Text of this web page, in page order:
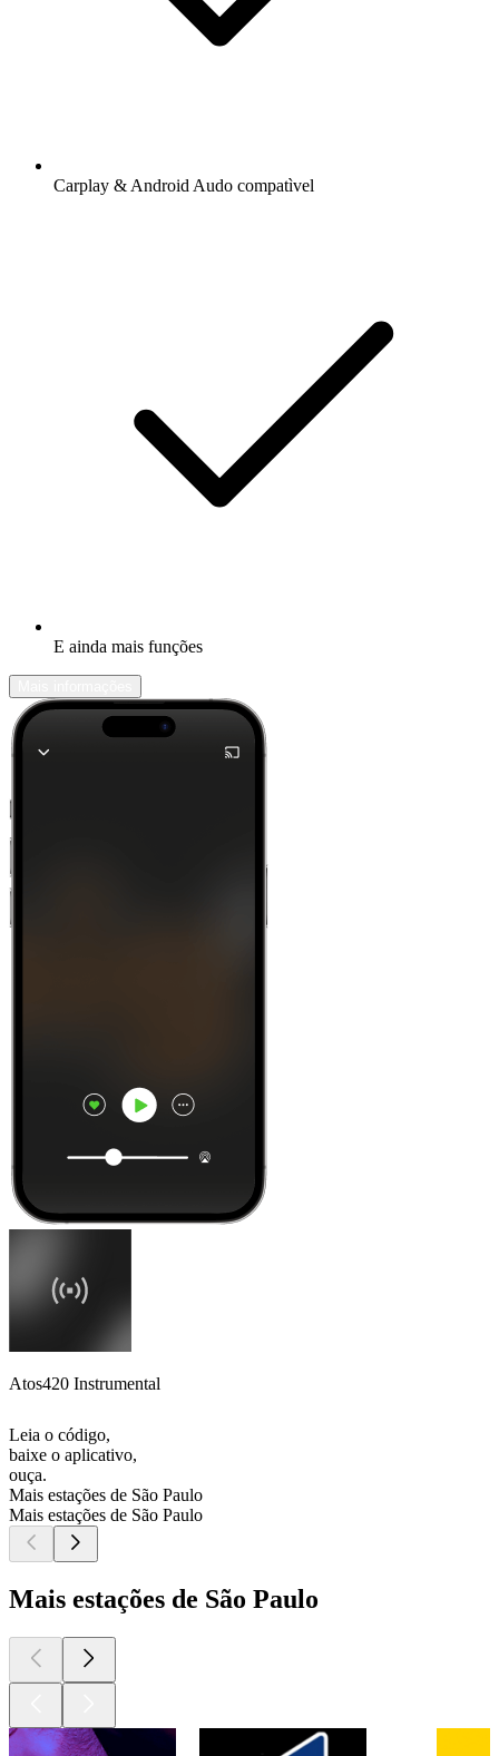
Carplay & Android Audo compatìvel
E ainda mais funções
Atos420 Instrumental
Leia o código,
baixe o aplicativo,
ouça.
Mais estações de São Paulo
Mais estações de São Paulo
Mais estações de São Paulo